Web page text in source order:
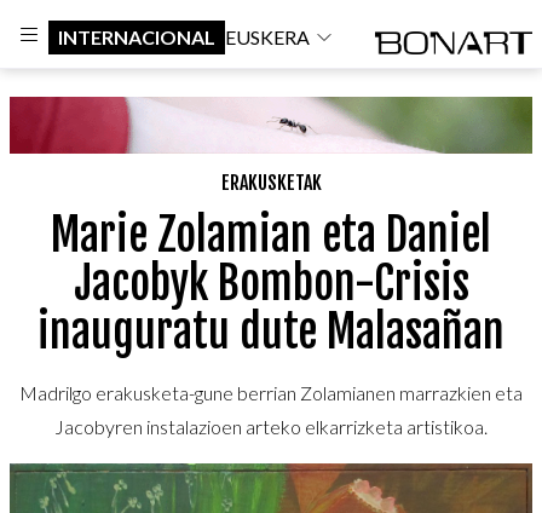
INTERNACIONAL EUSKERA
ERAKUSKETAK
Marie Zolamian eta Daniel
Jacobyk Bombon-Crisis
inauguratu dute Malasañan
Madrilgo erakusketa-gune berrian Zolamianen marrazkien eta
Jacobyren instalazioen arteko elkarrizketa artistikoa.